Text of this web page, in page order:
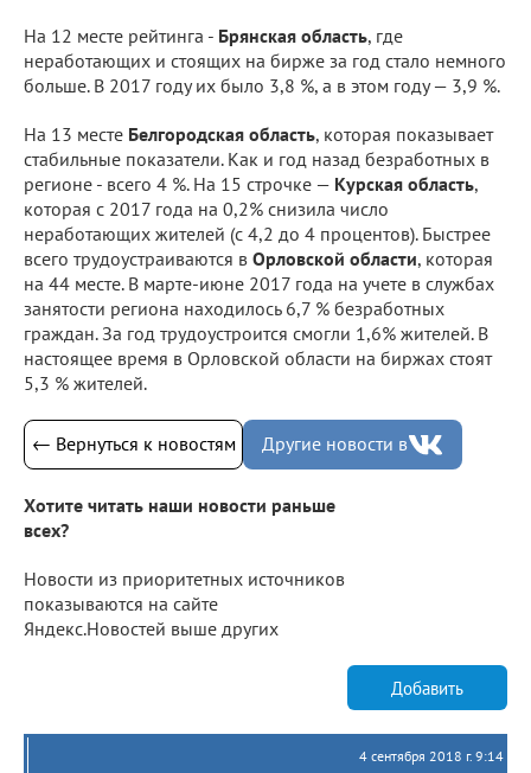
На 12 месте рейтинга - Брянская область, где
неработающих и стоящих на бирже за год стало немного
больше. В 2017 году их было 3,8 %, а в этом году — 3,9 %.
На 13 месте Белгородская область, которая показывает
стабильные показатели. Как и год назад безработных в
регионе - всего 4 %. На 15 строчке — Курская область,
которая с 2017 года на 0,2% снизила число
неработающих жителей (с 4,2 до 4 процентов). Быстрее
всего трудоустраиваются в Орловской области, которая
на 44 месте. В марте-июне 2017 года на учете в службах
занятости региона находилось 6,7 % безработных
граждан. За год трудоустроится смогли 1,6% жителей. В
настоящее время в Орловской области на биржах стоят
5,3 % жителей.
← Вернуться к новостям Другие новости в
Хотите читать наши новости раньше
всех?
Новости из приоритетных источников
показываются на сайте
Яндекс.Новостей выше других
Добавить
4 сентября 2018 г. 9:14